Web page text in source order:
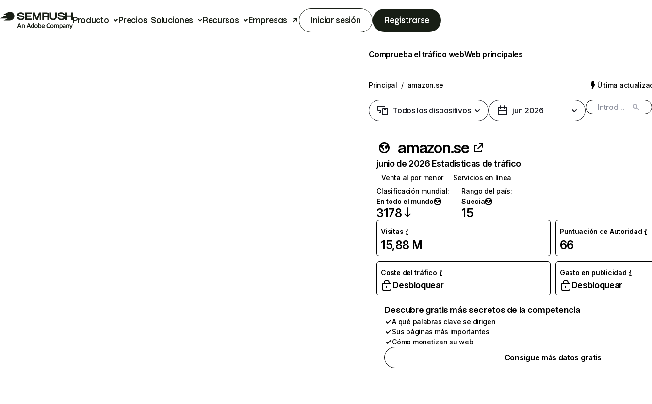
Producto Precios Soluciones Recursos Empresas Iniciar sesión Registrarse
Comprueba el tráfico webWeb principales
Principal / amazon.se Última
Todos los dispositivos jun 2026
amazon.se
junio de 2026 Estadísticas de tráfico
Venta al por menor
Servicios en línea
Clasificación mundial:
En todo el mundo
3178
Rango del país:
Suecia
15
Visitas
15,88 M
Puntuación de Autoridad
66
Coste del tráfico
Desbloquear
Gasto en publicidad
Desbloquear
Descubre gratis más secretos de la competencia
A qué palabras clave se dirigen
Sus páginas más importantes
Cómo monetizan su web
Consigue más datos gratis